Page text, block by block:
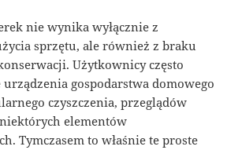
nie wynika wyłącznie z
sprzętu, ale również z braku
Użytkownicy często
gospodarstwa domowego
czyszczenia, przeglądów
elementów
Tymczasem to właśnie te proste